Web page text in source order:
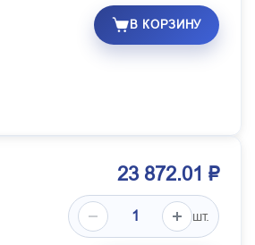
В КОРЗИНУ
23 872.01 ₽
шт.